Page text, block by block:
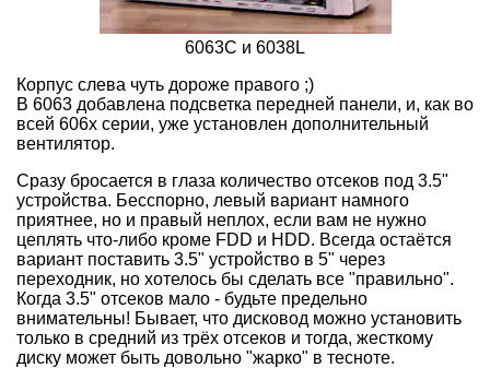
6063С и 6038L
Корпус слева чуть дороже правого ;)
В 6063 добавлена подсветка передней панели, и, как во
всей 606x серии, уже установлен дополнительный
вентилятор.
Сразу бросается в глаза количество отсеков под 3.5"
устройства. Бесспорно, левый вариант намного
приятнее, но и правый неплох, если вам не нужно
цеплять что-либо кроме FDD и HDD. Всегда остаётся
вариант поставить 3.5" устройство в 5" через
переходник, но хотелось бы сделать все "правильно".
Когда 3.5" отсеков мало - будьте предельно
внимательны! Бывает, что дисковод можно установить
только в средний из трёх отсеков и тогда, жесткому
диску может быть довольно "жарко" в тесноте.